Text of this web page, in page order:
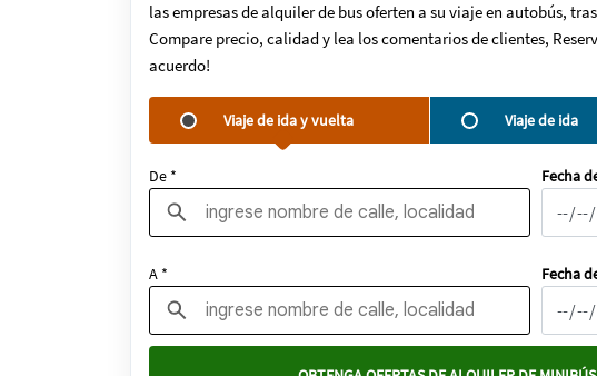
las empresas de alquiler de bus oferten a su viaje en autobús,
Compare precio, calidad y lea los comentarios de clientes,
acuerdo!
Viaje de ida y vuelta Viaje de ida
De * Fecha
A * Fecha